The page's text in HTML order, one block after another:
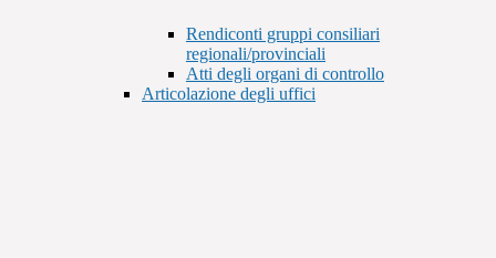
Rendiconti gruppi consiliari
regionali/provinciali
Atti degli organi di controllo
Articolazione degli uffici